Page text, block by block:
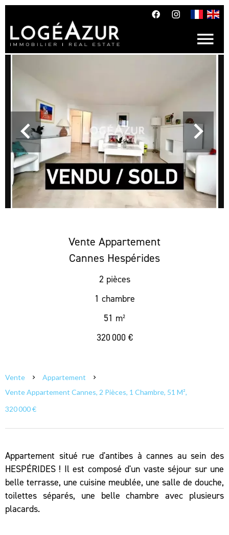
Vente Appartement
Cannes Hespérides
2 pièces
1 chambre
51 m²
320 000 €
Vente
Appartement
Vente Appartement Cannes, 2 Pièces, 1 Chambre, 51 M²,
320 000 €
Appartement situé rue d'antibes à cannes au sein des
HESPÉRIDES ! Il est composé d'un vaste séjour sur une
belle terrasse, une cuisine meublée, une salle de douche,
toilettes séparés, une belle chambre avec plusieurs
placards.